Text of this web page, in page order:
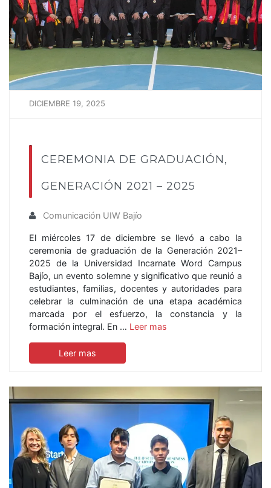
DICIEMBRE 19, 2025
CEREMONIA DE GRADUACIÓN,
GENERACIÓN 2021 – 2025
Comunicación UIW Bajío
El miércoles 17 de diciembre se llevó a cabo la
ceremonia de graduación de la Generación 2021–
2025 de la Universidad Incarnate Word Campus
Bajío, un evento solemne y significativo que reunió a
estudiantes, familias, docentes y autoridades para
celebrar la culminación de una etapa académica
marcada por el esfuerzo, la constancia y la
formación integral. En … Leer mas
Leer mas